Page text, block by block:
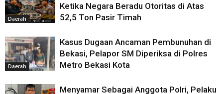
Daerah
Ketika Negara Beradu Otoritas di Atas
52,5 Ton Pasir Timah
Daerah
Kasus Dugaan Ancaman Pembunuhan di
Bekasi, Pelapor SM Diperiksa di Polres
Metro Bekasi Kota
Menyamar Sebagai Anggota Polri, Pelaku